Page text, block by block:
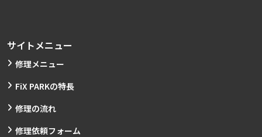
サイトメニュー
修理メニュー
FiX PARKの特長
修理の流れ
修理依頼フォーム